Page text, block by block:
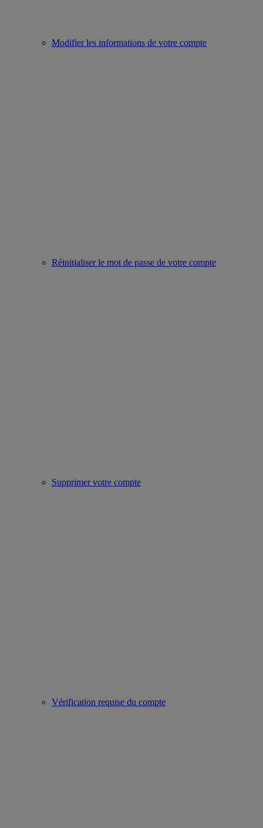
Modifier les informations de votre compte
Réinitialiser le mot de passe de votre compte
Supprimer votre compte
Vérification requise du compte